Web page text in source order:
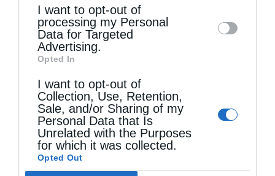
disclose it to other third parties.
I want to opt-out of
processing my Personal
Data for Targeted
Advertising.
Opted In
I want to opt-out of
Collection, Use, Retention,
Sale, and/or Sharing of my
Personal Data that Is
Unrelated with the Purposes
for which it was collected.
Opted Out